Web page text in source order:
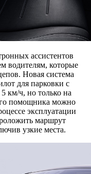
ассистентов
водителям, которые
Новая система
для парковки с
км/ч, но только на
помощника можно
эксплуатации
маршрут
узкие места.